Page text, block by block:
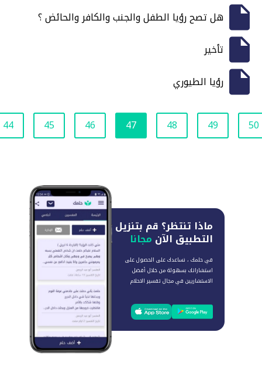
هل تصح رؤيا الطفل والجنب والكافر والحائض ؟
تأخير
رؤيا الطيوري
44 45 46 47 48 49 50
ماذا تنتظر؟ قم بتنزيل
التطبيق الآن مجانا
في حلمك ، نساعدك على الحصول على
استشاراتك بسهولة من خلال أفضل
الاستشاريين في مجال تفسير الاحلام